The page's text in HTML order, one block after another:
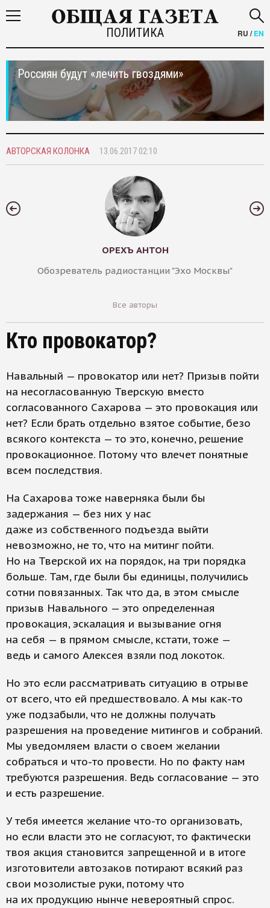
ПОЛИТИКА RU /EN
Россиян будут «лечить гвоздями»
АВТОРСКАЯ КОЛОНКА 13.06.2017 02:10
ОРЕХЪ АНТОН
Обозреватель радиостанции "Эхо Москвы"
Все авторы
Кто провокатор?
Навальный — провокатор или нет? Призыв пойти
на несогласованную Тверскую вместо
согласованного Сахарова — это провокация или
нет? Если брать отдельно взятое событие, безо
всякого контекста — то это, конечно, решение
провокационное. Потому что влечет понятные
всем последствия.
На Сахарова тоже наверняка были бы
задержания — без них у нас
даже из собственного подъезда выйти
невозможно, не то, что на митинг пойти.
Но на Тверской их на порядок, на три порядка
больше. Там, где были бы единицы, получились
сотни повязанных. Так что да, в этом смысле
призыв Навального — это определенная
провокация, эскалация и вызывание огня
на себя — в прямом смысле, кстати, тоже —
ведь и самого Алексея взяли под локоток.
Но это если рассматривать ситуацию в отрыве
от всего, что ей предшествовало. А мы как-то
уже подзабыли, что не должны получать
разрешения на проведение митингов и собраний.
Мы уведомляем власти о своем желании
собраться и что-то провести. Но по факту нам
требуются разрешения. Ведь согласование — это
и есть разрешение.
У тебя имеется желание что-то организовать,
но если власти это не согласуют, то фактически
твоя акция становится запрещенной и в итоге
изготовители автозаков потирают всякий раз
свои мозолистые руки, потому что
на их продукцию нынче невероятный спрос.